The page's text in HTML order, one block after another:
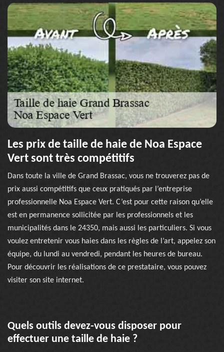
Les prix de taille de haie de Noa Espace
Vert sont très compétitifs
Dans toute la ville de Grand Brassac, vous ne trouverez pas de
prix aussi compétitifs que ceux pratiqués par l’entreprise
professionnelle Noa Espace Vert. C’est pour cette raison qu’elle
est en permanence sollicitée par les professionnels et les
municipalités dans le 24350, mais aussi les particuliers. Si vous
voulez entretenir vous haies dans les règles de l’art, appelez son
équipe, du lundi au vendredi, pendant les heures de bureau.
Pour découvrir les réalisations de ce prestataire, vous pouvez
visiter son site internet.
Quels outils devez-vous disposer pour
effectuer une taille de haie ?